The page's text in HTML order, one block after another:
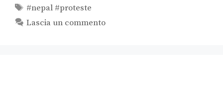
#nepal #proteste
Lascia un commento